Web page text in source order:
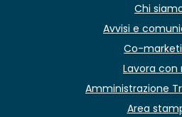
Chi
Avvisi e
Co-
Lavora con
Amministrazione
Area